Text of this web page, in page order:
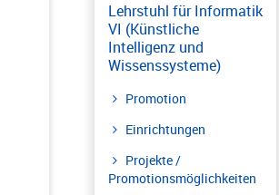
Lehrstuhl für Informatik
VI (Künstliche
Intelligenz und
Wissenssysteme)
Promotion
Einrichtungen
Projekte /
Promotionsmöglichkeiten